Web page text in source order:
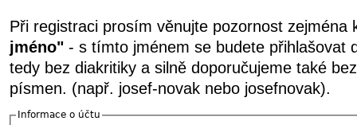
Při registraci prosím věnujte pozornost zejména
jméno" - s tímto jménem se budete přihlašovat
tedy bez diakritiky a silně doporučujeme také
písmen. (např. josef-novak nebo josefnovak).
Informace o účtu